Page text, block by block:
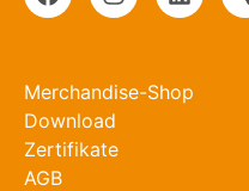
Merchandise-Shop
Download
Zertifikate
AGB